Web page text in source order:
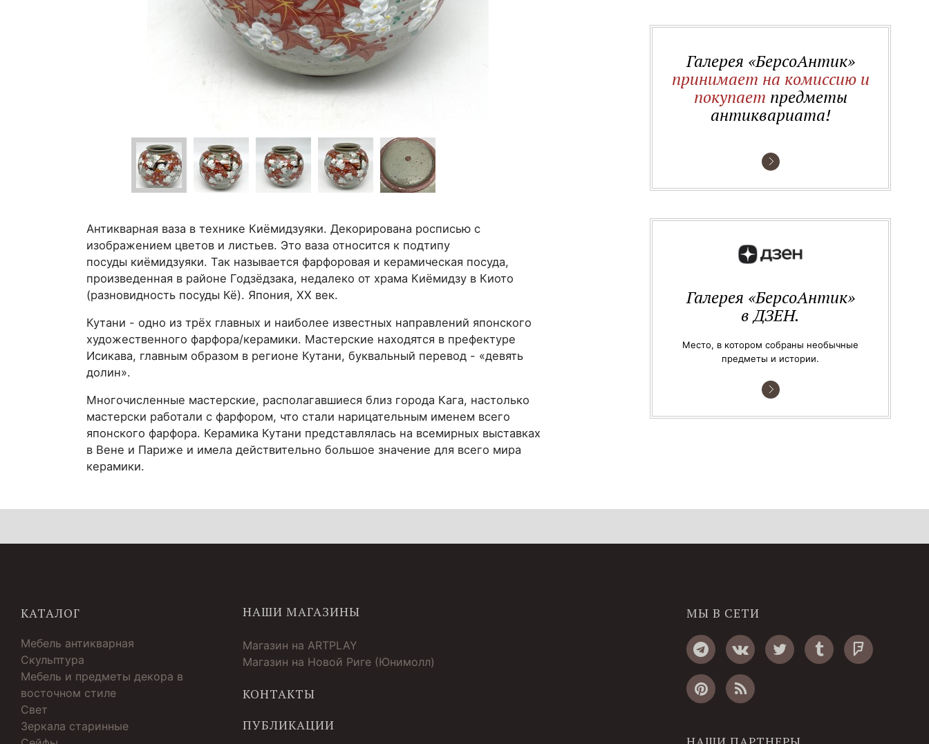
Антикварная ваза в технике Киёмидзуяки. Декорирована росписью с
изображением цветов и листьев. Это ваза относится к подтипу
посуды киёмидзуяки. Так называется фарфоровая и керамическая посуда,
произведенная в районе Годзёдзака, недалеко от храма Киёмидзу в Киото
(разновидность посуды Кё). Япония, XX век.
Кутани - одно из трёх главных и наиболее известных направлений японского
художественного фарфора/керамики. Мастерские находятся в префектуре
Исикава, главным образом в регионе Кутани, буквальный перевод - «девять
долин».
Многочисленные мастерские, располагавшиеся близ города Кага, настолько
мастерски работали с фарфором, что стали нарицательным именем всего
японского фарфора. Керамика Кутани представлялась на всемирных выставках
в Вене и Париже и имела действительно большое значение для всего мира
керамики.
Галерея «БерсоАнтик»
принимает на комиссию и
покупает предметы
антиквариата!
Галерея «БерсоАнтик»
в ДЗЕН.
Место, в котором собраны необычные
предметы и истории.
КАТАЛОГ
Мебель антикварная
Скульптура
Мебель и предметы декора в
восточном стиле
Свет
Зеркала старинные
НАШИ МАГАЗИНЫ
Магазин на ARTPLAY
Магазин на Новой Риге (Юнимолл)
КОНТАКТЫ
ПУБЛИКАЦИИ
МЫ В СЕТИ